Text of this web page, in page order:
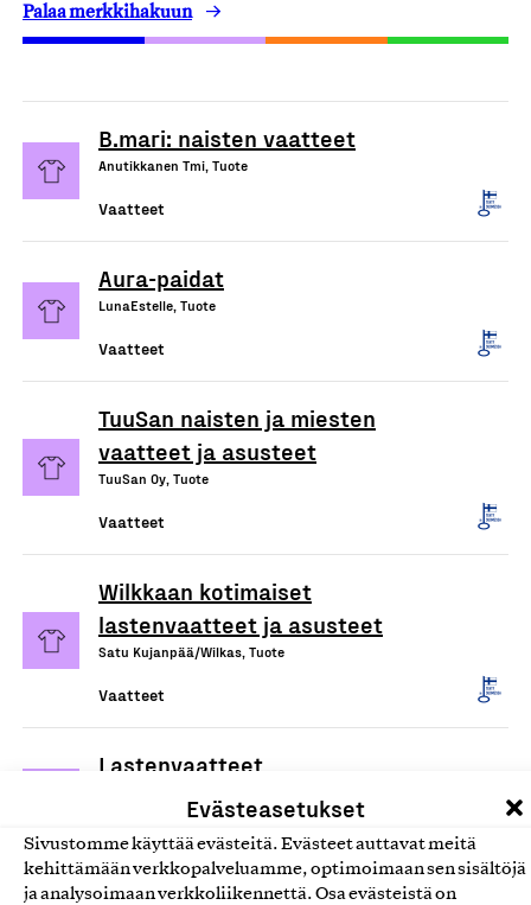
Evästeasetukset
Sivustomme käyttää evästeitä. Evästeet auttavat meitä
kehittämään verkkopalveluamme, optimoimaan sen sisältöjä
ja analysoimaan verkkoliikennettä. Osa evästeistä on
Palaa merkkihakuun
B.mari: naisten vaatteet
Anutikkanen Tmi, Tuote
Vaatteet
Aura-paidat
LunaEstelle, Tuote
Vaatteet
TuuSan naisten ja miesten
vaatteet ja asusteet
TuuSan Oy, Tuote
Vaatteet
Wilkkaan kotimaiset
lastenvaatteet ja asusteet
Satu Kujanpää/Wilkas, Tuote
Vaatteet
Lastenvaatteet
Vaatteet